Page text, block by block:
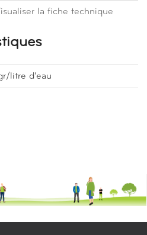
la fiche technique
litre d'eau